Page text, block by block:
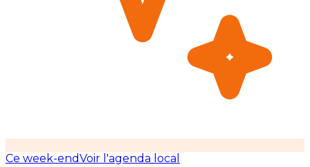
Ce week-endVoir l'agenda local